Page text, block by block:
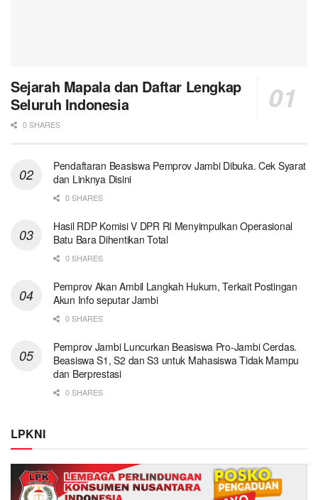
Sejarah Mapala dan Daftar Lengkap
Seluruh Indonesia
0 SHARES
Pendaftaran Beasiswa Pemprov Jambi Dibuka. Cek Syarat
dan Linknya Disini
0 SHARES
Hasil RDP Komisi V DPR RI Menyimpulkan Operasional
Batu Bara Dihentikan Total
0 SHARES
Pemprov Akan Ambil Langkah Hukum, Terkait Postingan
Akun Info seputar Jambi
0 SHARES
Pemprov Jambi Luncurkan Beasiswa Pro-Jambi Cerdas.
Beasiswa S1, S2 dan S3 untuk Mahasiswa Tidak Mampu
dan Berprestasi
0 SHARES
LPKNI